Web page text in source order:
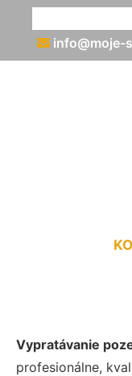
info@moje-
Vypratávanie
profesionálne,